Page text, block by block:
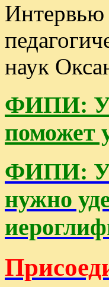
Интервью
наук
ФИПИ:
поможет
ФИПИ:
нужно